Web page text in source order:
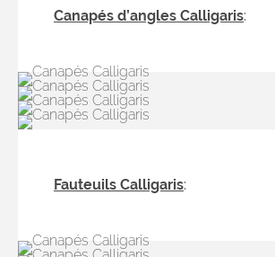
Canapés d’angles Calligaris:
Fauteuils Calligaris: